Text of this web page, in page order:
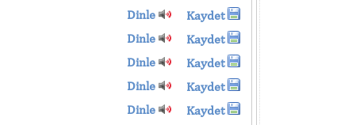
Dinle
Kaydet
Dinle
Kaydet
Dinle
Kaydet
Dinle
Kaydet
Dinle
Kaydet